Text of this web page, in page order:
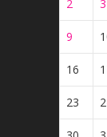
2 3
9
16
23